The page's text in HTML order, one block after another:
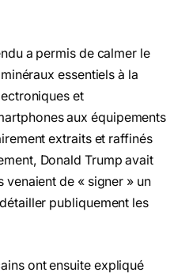
a permis de calmer le
essentiels à la
et
aux équipements
extraits et raffinés
Donald Trump avait
venaient de « signer » un
publiquement les
ont ensuite expliqué